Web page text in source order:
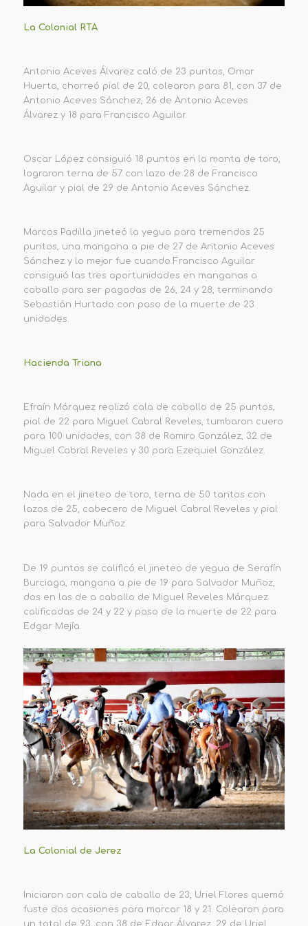
La Colonial RTA
Antonio Aceves Álvarez caló de 23 puntos, Omar
Huerta, chorreó pial de 20, colearon para 81, con 37 de
Antonio Aceves Sánchez, 26 de Antonio Aceves
Álvarez y 18 para Francisco Aguilar.
Oscar López consiguió 18 puntos en la monta de toro,
lograron terna de 57 con lazo de 28 de Francisco
Aguilar y pial de 29 de Antonio Aceves Sánchez.
Marcos Padilla jineteó la yegua para tremendos 25
puntos, una mangana a pie de 27 de Antonio Aceves
Sánchez y lo mejor fue cuando Francisco Aguilar
consiguió las tres oportunidades en manganas a
caballo para ser pagadas de 26, 24 y 28, terminando
Sebastián Hurtado con paso de la muerte de 23
unidades.
Hacienda Triana
Efraín Márquez realizó cala de caballo de 25 puntos,
pial de 22 para Miguel Cabral Reveles, tumbaron cuero
para 100 unidades, con 38 de Ramiro González, 32 de
Miguel Cabral Reveles y 30 para Ezequiel González.
Nada en el jineteo de toro, terna de 50 tantos con
lazos de 25, cabecero de Miguel Cabral Reveles y pial
para Salvador Muñoz.
De 19 puntos se calificó el jineteo de yegua de Serafín
Burciaga, mangana a pie de 19 para Salvador Muñoz,
dos en las de a caballo de Miguel Reveles Márquez
calificadas de 24 y 22 y paso de la muerte de 22 para
Edgar Mejía.
La Colonial de Jerez
Iniciaron con cala de caballo de 23, Uriel Flores quemó
fuste dos ocasiones para marcar 18 y 21. Colearon para
un total de 93, con 38 de Edgar Álvarez, 29 de Uriel